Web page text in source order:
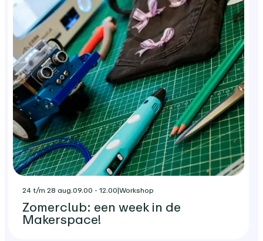
24 t/m 28 aug.09.00 - 12.00|Workshop
Zomerclub: een week in de
Makerspace!